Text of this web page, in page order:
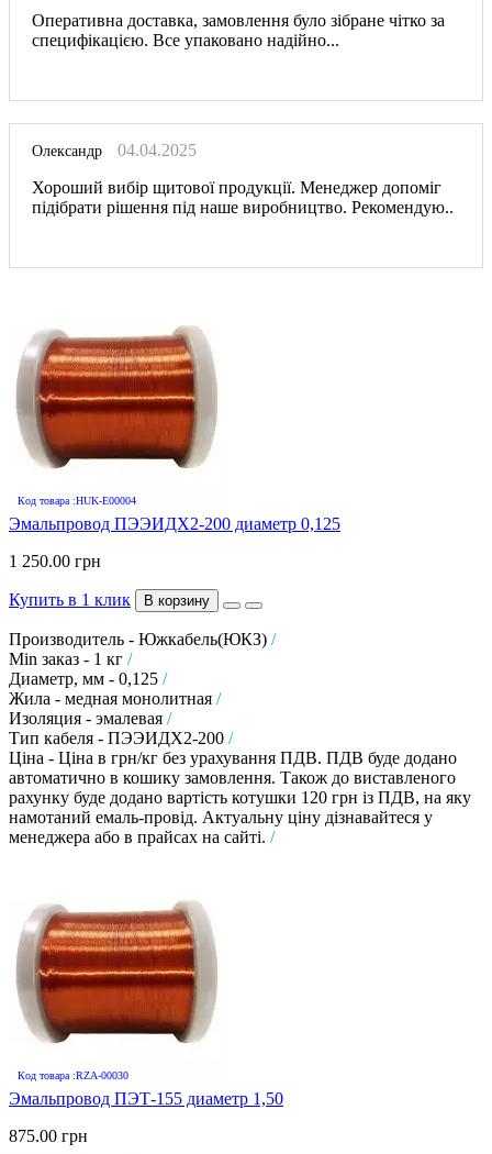
Оперативна доставка, замовлення було зібране чітко за
специфікацією. Все упаковано надійно...
Олександр
04.04.2025
Хороший вибір щитової продукції. Менеджер допоміг
підібрати рішення під наше виробництво. Рекомендую..
Код товара :HUK-E00004
Эмальпровод ПЭЭИДХ2-200 диаметр 0,125
1 250.00 грн
Купить в 1 клик В корзину
Производитель - Южкабель(ЮКЗ) /
Min заказ - 1 кг /
Диаметр, мм - 0,125 /
Жила - медная монолитная /
Изоляция - эмалевая /
Тип кабеля - ПЭЭИДХ2-200 /
Ціна - Ціна в грн/кг без урахування ПДВ. ПДВ буде додано
автоматично в кошику замовлення. Також до виставленого
рахунку буде додано вартість котушки 120 грн із ПДВ, на яку
намотаний емаль-провід. Актуальну ціну дізнавайтеся у
менеджера або в прайсах на сайті. /
Код товара :RZA-00030
Эмальпровод ПЭТ-155 диаметр 1,50
875.00 грн